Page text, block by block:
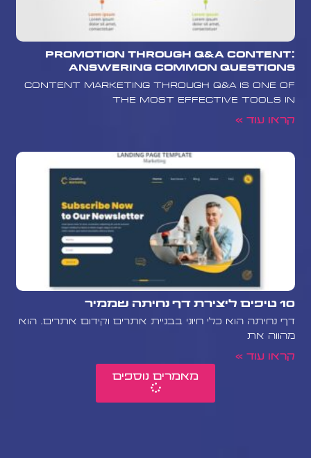
Promotion Through Q&A Content:
Answering Common Questions
Content marketing through Q&A is one of
the most effective tools in
קראו עוד »
10 טיפים ליצירת דף נחיתה שממיר
דף נחיתה הוא כלי חיוני בבניית אתרים וקידום אתרים. הוא
מהווה את
קראו עוד »
מאמרים נוספים